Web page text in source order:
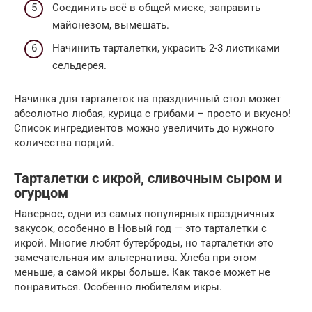
Соединить всё в общей миске, заправить
майонезом, вымешать.
Начинить тарталетки, украсить 2-3 листиками
сельдерея.
Начинка для тарталеток на праздничный стол может
абсолютно любая, курица с грибами – просто и вкусно!
Список ингредиентов можно увеличить до нужного
количества порций.
Тарталетки с икрой, сливочным сыром и
огурцом
Наверное, одни из самых популярных праздничных
закусок, особенно в Новый год — это тарталетки с
икрой. Многие любят бутерброды, но тарталетки это
замечательная им альтернатива. Хлеба при этом
меньше, а самой икры больше. Как такое может не
понравиться. Особенно любителям икры.